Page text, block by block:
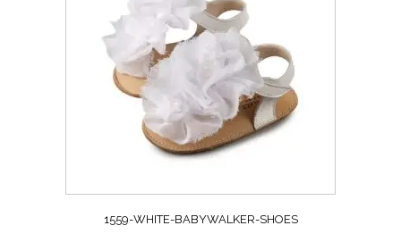
1559-WHITE-BABYWALKER-SHOES